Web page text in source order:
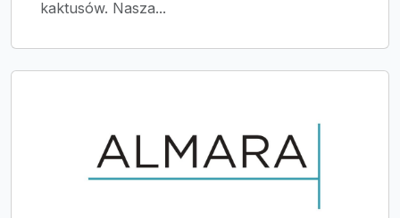
kaktusów. Nasza...